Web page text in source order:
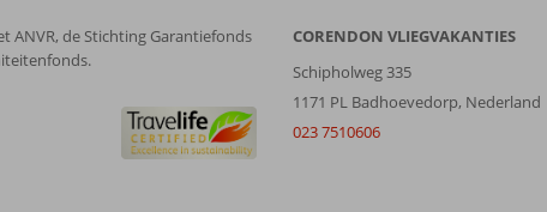
ANVR, de Stichting Garantiefonds
CORENDON VLIEGVAKANTIES
Schipholweg 335
1171 PL Badhoevedorp, Nederland
023 7510606